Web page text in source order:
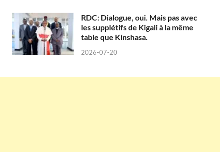
RDC: Dialogue, oui. Mais pas avec
les supplétifs de Kigali à la même
table que Kinshasa.
2026-07-20